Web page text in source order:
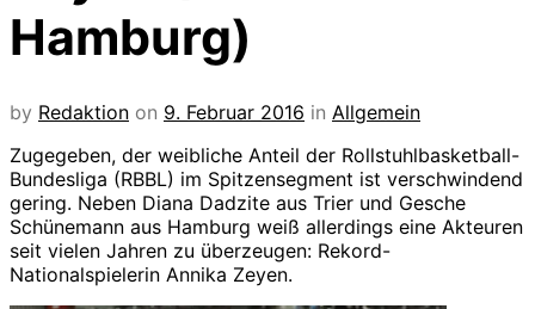
Hamburg)
by Redaktion on 9. Februar 2016 in Allgemein
Zugegeben, der weibliche Anteil der Rollstuhlbasketball-
Bundesliga (RBBL) im Spitzensegment ist verschwindend
gering. Neben Diana Dadzite aus Trier und Gesche
Schünemann aus Hamburg weiß allerdings eine Akteuren
seit vielen Jahren zu überzeugen: Rekord-
Nationalspielerin Annika Zeyen.